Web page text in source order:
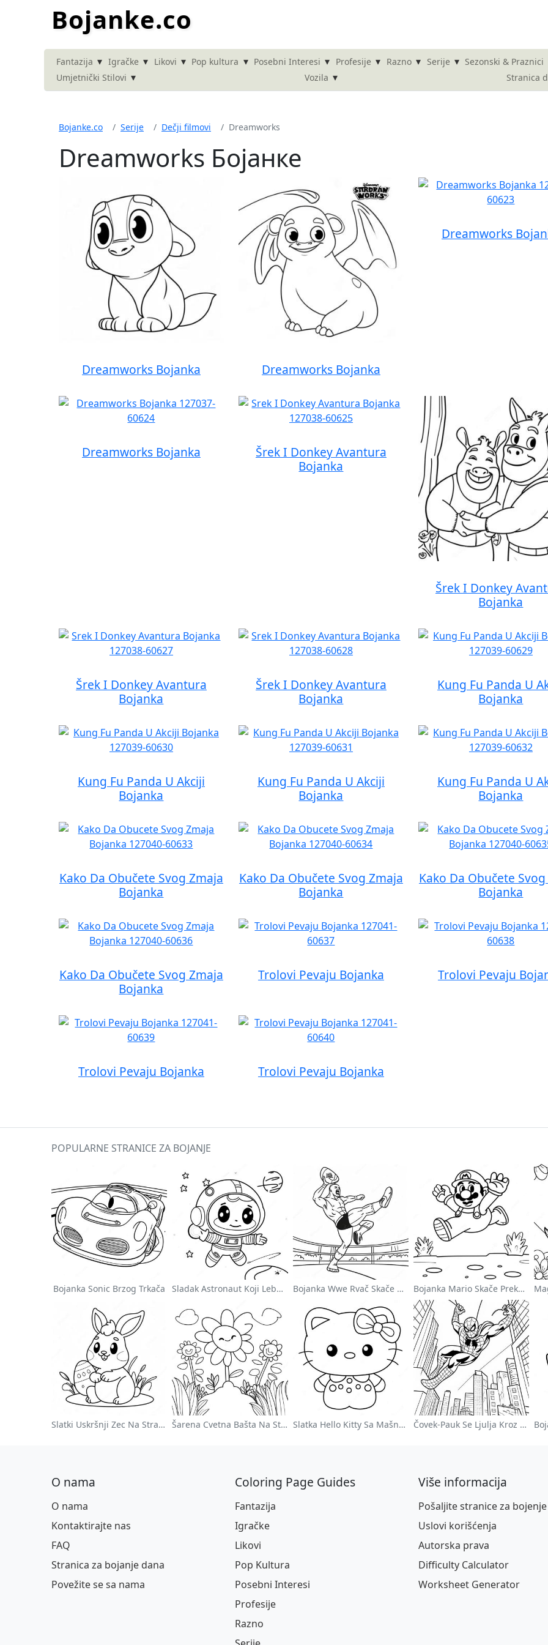
Bojanke.co
Fantazija ▾ Igračke ▾ Likovi ▾ Pop kultura ▾ Posebni Interesi ▾ Profesije ▾ Razno ▾ Serije ▾ Sezonski & Praznici
Umjetnički Stilovi ▾ Vozila ▾ Stranica
Bojanke.co Serije Dečji filmovi Dreamworks
Dreamworks Бојанке
Dreamworks Bojanka Dreamworks Bojanka
Dreamworks
Dreamworks Bojanka
Šrek I Donkey Avantura
Bojanka
Šrek I Donkey
Bojanka
Šrek I Donkey Avantura
Bojanka
Šrek I Donkey Avantura
Bojanka
Kung Fu Panda U
Bojanka
Kung Fu Panda U Akciji
Bojanka
Kung Fu Panda U Akciji
Bojanka
Kung Fu Panda U
Bojanka
Kako Da Obučete Svog Zmaja
Bojanka
Kako Da Obučete Svog Zmaja
Bojanka
Kako Da Obučete
Bojanka
Kako Da Obučete Svog Zmaja
Bojanka
Trolovi Pevaju Bojanka Trolovi Pevaju
Trolovi Pevaju Bojanka Trolovi Pevaju Bojanka
POPULARNE STRANICE ZA BOJANJE
Bojanka Sonic Brzog Trkača Sladak Astronaut Koji Lebdi U Svemiru Na Stranici Za Bojanje Bojanka Wwe Rvač Skače Na Protivnika Bojanka Mario Skače Preko Goomba
Slatki Uskršnji Zec Na Stranici Za Bojanje Šarena Cvetna Bašta Na Stranici Za Bojanje Slatka Hello Kitty Sa Mašnom - Bojanka Čovek-Pauk Se Ljulja Kroz Grad - Bojanka
O nama
O nama
Kontaktirajte nas
FAQ
Stranica za bojanje dana
Povežite se sa nama
Coloring Page Guides
Fantazija
Igračke
Likovi
Pop Kultura
Posebni Interesi
Profesije
Razno
Više informacija
Pošaljite stranice za bojenje
Uslovi korišćenja
Autorska prava
Difficulty Calculator
Worksheet Generator